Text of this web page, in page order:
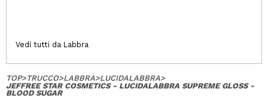
Vedi tutti da Labbra
TOP>TRUCCO>LABBRA>LUCIDALABBRA>
JEFFREE STAR COSMETICS - LUCIDALABBRA SUPREME GLOSS -
BLOOD SUGAR